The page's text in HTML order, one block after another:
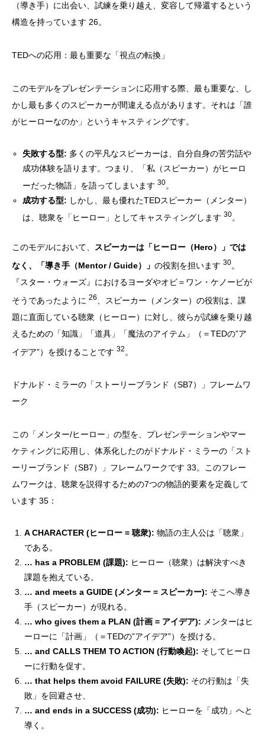
（導き手）に出会い、試練を乗り越え、変容して帰還するという
構造を持っています 26。
TEDへの応用：最も重要な「視点の転換」
このモデルをプレゼンテーションに応用する際、最も重要な、し
かし最も多くのスピーカーが間違える点があります。それは「誰
がヒーローなのか」というキャスティングです。
失敗する型: 多くの平凡なスピーカーは、自分自身の苦労話や
成功体験を語ります。つまり、「私（スピーカー）がヒーロ
ーだった物語」を語ってしまいます30。
成功する型: しかし、最も優れたTEDスピーカー（メンター）
は、聴衆を「ヒーロー」としてキャスティングします30。
このモデルにおいて、 スピーカーは「ヒーロー（Hero）」では
なく、「導き手（Mentor / Guide）」 の役割を担います 30。
『スター・ウォーズ』におけるヨーダやオビ＝ワン・ケノービが
そうであったように 26
、スピーカー（メンター）の役割は、課
題に直面している聴衆（ヒーロー）に対し、彼らが試練を乗り越
えるための「知識」「道具」「魔法のアイテム」（＝TEDの”ア
イデア”）を授けることです 32 。
ドナルド・ミラーの「ストーリーブランド（SB7）」フレームワ
ーク
この「メンター/ヒーロー」の型を、プレゼンテーションやマー
ケティングに応用し、体系化したのがドナルド・ミラーの「スト
ーリーブランド（SB7）」フレームワークです 33。このフレー
ムワークは、聴衆を説得するための7つの物語的要素を定義して
います 35：
A CHARACTER (ヒーロー = 聴衆): 物語の主人公は「聴衆」
である。
… has a PROBLEM (課題): ヒーロー（聴衆）は解決すべき
課題を抱えている。
… and meets a GUIDE (メンター = スピーカー): そこへ導き
手（スピーカー）が現れる。
… who gives them a PLAN (計画 = アイデア): メンターはヒ
ーローに「計画」（＝TEDの”アイデア”）を授ける。
… and CALLS THEM TO ACTION (行動喚起): そしてヒーロ
ーに行動を促す。
… that helps them avoid FAILURE (失敗): その行動は「失
敗」を回避させ、
… and ends in a SUCCESS (成功): ヒーローを「成功」へと
導く。